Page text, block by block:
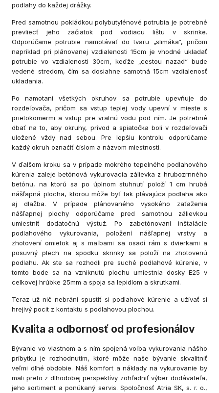
podlahy do každej drážky.
Pred samotnou pokládkou polybutylénové potrubia je potrebné
prevliecť jeho začiatok pod vodiacu lištu v skrinke.
Odporúčame potrubie namotávať do tvaru „slimáka“, pričom
napríklad pri plánovanej vzdialenosti 15cm je vhodné ukladať
potrubie vo vzdialenosti 30cm, keďže „cestou nazad“ bude
vedené stredom, čím sa dosiahne samotná 15cm vzdialenosť
ukladania.
Po namotaní všetkých okruhov sa potrubie upevňuje do
rozdeľovača, pričom sa vstup teplej vody upevní v mieste s
prietokomermi a vstup pre vratnú vodu pod ním. Je potrebné
dbať na to, aby okruhy, prívod a spiatočka boli v rozdeľovači
uložené vždy nad sebou. Pre lepšiu kontrolu odporúčame
každý okruh označiť číslom a názvom miestnosti.
V ďalšom kroku sa v prípade mokrého tepelného podlahového
kúrenia zaleje betónová vykurovacia zálievka z hrubozrnného
betónu, na ktorú sa po úplnom stuhnutí položí 1 cm hrubá
nášľapná plocha, ktorou môže byť tak plávajúca podlaha ako
aj dlažba. V prípade plánovaného vysokého zaťaženia
nášľapnej plochy odporúčame pred samotnou zálievkou
umiestniť dodatočnú výstuž. Po zabetónovaní inštalácie
podlahového vykurovania, položení nášľapnej vrstvy a
zhotovení omietok aj s maľbami sa osadí rám s dvierkami a
posuvný plech na spodku skrinky sa položí na zhotovenú
podlahu. Ak ste sa rozhodli pre suché podlahové kúrenie, v
tomto bode sa na vzniknutú plochu umiestnia dosky E25 v
celkovej hrúbke 25mm a spoja sa lepidlom a skrutkami.
Teraz už nič nebráni spustiť si podlahové kúrenie a užívať si
hrejivý pocit z kontaktu s podlahovou plochou.
Kvalita a odbornosť od profesionálov
Bývanie vo vlastnom a s ním spojená voľba vykurovania nášho
príbytku je rozhodnutím, ktoré môže naše bývanie skvalitniť
veľmi dlhé obdobie. Náš komfort a náklady na vykurovanie by
mali preto z dlhodobej perspektívy zohľadniť výber dodávateľa,
jeho sortiment a ponúkaný servis. Spoločnosť Atria SK, s. r. o.,